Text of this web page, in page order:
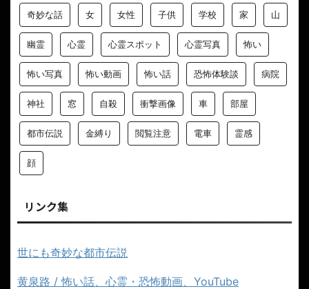
奇妙な話 女 女性 子供 学校 家 山
幽霊 心霊 心霊スポット 心霊写真 怖い
怖い写真 怖い動画 怖い話 恐怖体験談 病院
神社 窓 自殺 衝撃画像 車 部屋
都市伝説 金縛り 閲覧注意 電車 霊感
顔
リンク集
世にも奇妙な都市伝説
黄泉路 / 怖い話、心霊・恐怖動画、YouTube